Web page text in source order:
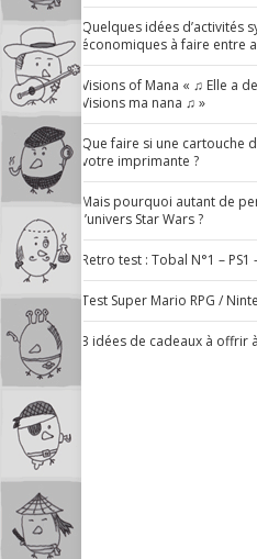
Quelques idées d’activités
économiques à faire entre
Visions of Mana « ♫ Elle a
Visions ma nana ♫ »
Que faire si une cartouche
votre imprimante ?
Mais pourquoi autant de
l’univers Star Wars ?
Retro test : Tobal N°1 – PS1
Test Super Mario RPG /
3 idées de cadeaux à offrir